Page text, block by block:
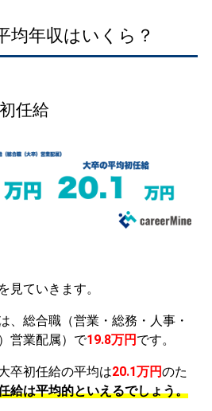
均年収はいくら？
任給
見ていきます。
、総合職（営業・総務・人事・
営業配属）で19.8万円 です。
卒初任給の平均は20.1万円のた
給は平均的といえるでしょう。